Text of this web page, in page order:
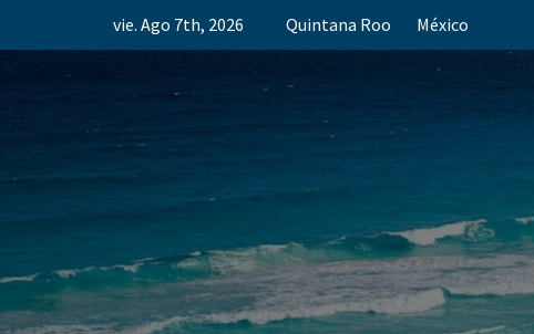
vie. Ago 7th, 2026 Quintana Roo México